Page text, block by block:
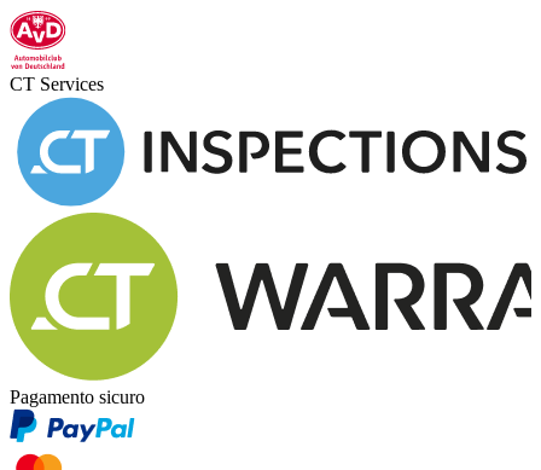
CT Services
Pagamento sicuro